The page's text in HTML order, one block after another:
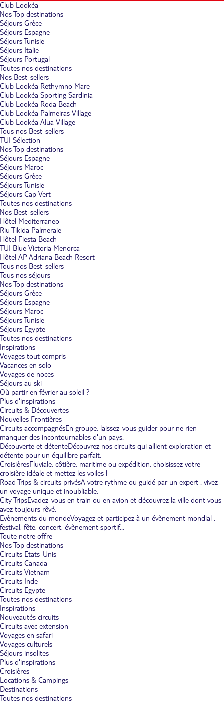
Club Lookéa
Nos Top destinations
Séjours Grèce
Séjours Espagne
Séjours Tunisie
Séjours Italie
Séjours Portugal
Toutes nos destinations
Nos Best-sellers
Club Lookéa Rethymno Mare
Club Lookéa Sporting Sardinia
Club Lookéa Roda Beach
Club Lookéa Palmeiras Village
Club Lookéa Alua Village
Tous nos Best-sellers
TUI Sélection
Nos Top destinations
Séjours Espagne
Séjours Maroc
Séjours Grèce
Séjours Tunisie
Séjours Cap Vert
Toutes nos destinations
Nos Best-sellers
Hôtel Mediterraneo
Riu Tikida Palmeraie
Hôtel Fiesta Beach
TUI Blue Victoria Menorca
Hôtel AP Adriana Beach Resort
Tous nos Best-sellers
Tous nos séjours
Nos Top destinations
Séjours Grèce
Séjours Espagne
Séjours Maroc
Séjours Tunisie
Séjours Egypte
Toutes nos destinations
Inspirations
Voyages tout compris
Vacances en solo
Voyages de noces
Séjours au ski
Où partir en février au soleil ?
Plus d'inspirations
Circuits & Découvertes
Nouvelles Frontières
Circuits accompagnésEn groupe, laissez-vous guider pour ne rien
manquer des incontournables d'un pays.
Découverte et détenteDécouvrez nos circuits qui allient exploration et
détente pour un équilibre parfait.
CroisièresFluviale, côtière, maritime ou expédition, choisissez votre
croisière idéale et mettez les voiles !
Road Trips & circuits privésA votre rythme ou guidé par un expert : vivez
un voyage unique et inoubliable.
City TripsEvadez-vous en train ou en avion et découvrez la ville dont vous
avez toujours rêvé.
Evènements du mondeVoyagez et participez à un évènement mondial :
festival, fête, concert, évènement sportif...
Toute notre offre
Nos Top destinations
Circuits Etats-Unis
Circuits Canada
Circuits Vietnam
Circuits Inde
Circuits Egypte
Toutes nos destinations
Inspirations
Nouveautés circuits
Circuits avec extension
Voyages en safari
Voyages culturels
Séjours insolites
Plus d'inspirations
Croisières
Locations & Campings
Destinations
Toutes nos destinations